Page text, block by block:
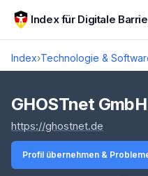
Zum Hauptinhalt springen
Index für Digitale
Index›Technologie &
Score lädt
GHOSTnet GmbH
https://ghostnet.de
Profil übernehmen &